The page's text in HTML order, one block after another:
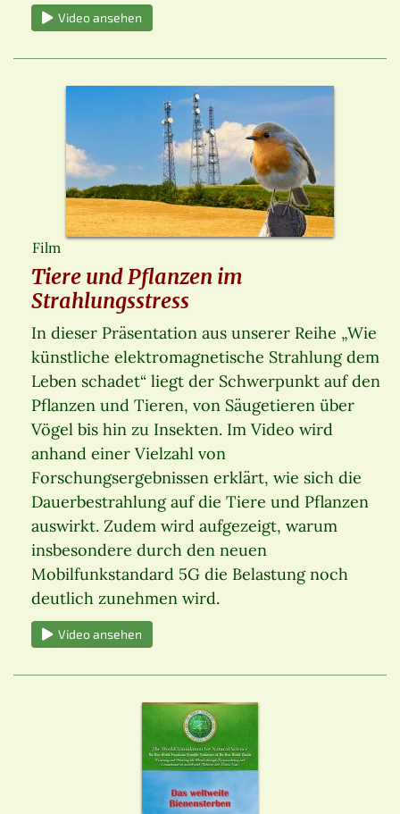
Video ansehen
Film
Tiere und Pflanzen im
Strahlungsstress
In dieser Präsentation aus unserer Reihe „Wie
künstliche elektromagnetische Strahlung dem
Leben schadet“ liegt der Schwerpunkt auf den
Pflanzen und Tieren, von Säugetieren über
Vögel bis hin zu Insekten. Im Video wird
anhand einer Vielzahl von
Forschungsergebnissen erklärt, wie sich die
Dauerbestrahlung auf die Tiere und Pflanzen
auswirkt. Zudem wird aufgezeigt, warum
insbesondere durch den neuen
Mobilfunkstandard 5G die Belastung noch
deutlich zunehmen wird.
Video ansehen